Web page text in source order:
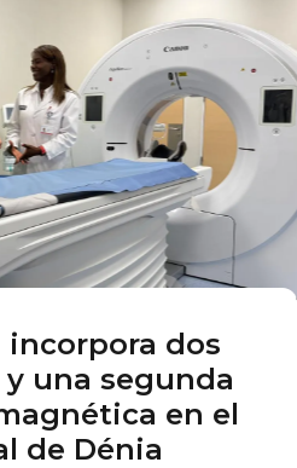
incorpora dos
y una segunda
en el
de Dénia